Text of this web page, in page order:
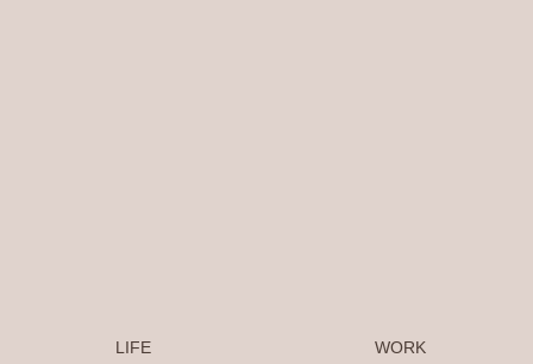
LIFE WORK